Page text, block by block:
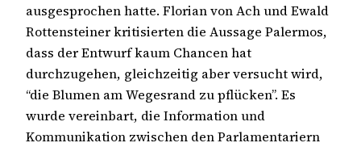
ausgesprochen hatte. Florian von Ach und Ewald
Rottensteiner kritisierten die Aussage Palermos,
dass der Entwurf kaum Chancen hat
durchzugehen, gleichzeitig aber versucht wird,
“die Blumen am Wegesrand zu pflücken”. Es
wurde vereinbart, die Information und
Kommunikation zwischen den Parlamentariern